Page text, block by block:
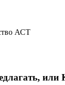
АСТ
или